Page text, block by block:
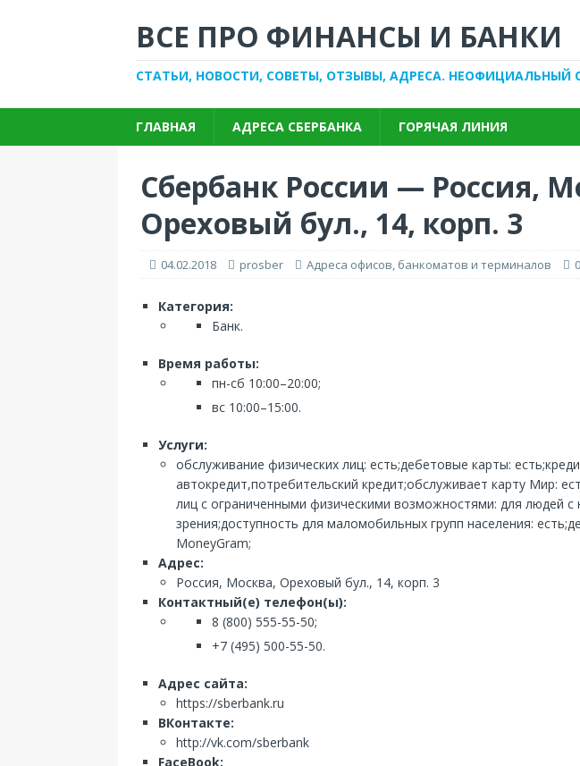
ВСЕ ПРО ФИНАНСЫ И БАНКИ
СТАТЬИ, НОВОСТИ, СОВЕТЫ, ОТЗЫВЫ, АДРЕСА. НЕОФИЦИАЛЬНЫЙ
ГЛАВНАЯ АДРЕСА СБЕРБАНКА ГОРЯЧАЯ ЛИНИЯ
Сбербанк России — Россия,
Ореховый бул., 14, корп. 3
04.02.2018 prosber Адреса офисов, банкоматов и терминалов 0
Категория:
Банк.
Время работы:
пн-сб 10:00–20:00;
вс 10:00–15:00.
Услуги:
обслуживание физических лиц: есть;дебетовые карты:
автокредит,потребительский кредит;обслуживает карту Мир:
лиц с ограниченными физическими возможностями: для людей с
зрения;доступность для маломобильных групп населения:
MoneyGram;
Адрес:
Россия, Москва, Ореховый бул., 14, корп. 3
Контактный(е) телефон(ы):
8 (800) 555-55-50;
+7 (495) 500-55-50.
Адрес сайта:
https://sberbank.ru
ВКонтакте:
http://vk.com/sberbank
FaceBook: